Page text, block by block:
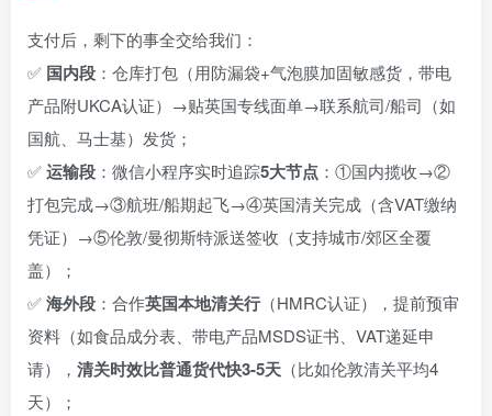
支付后，剩下的事全交给我们：
✅ 国内段 ：仓库打包（用防漏袋+气泡膜加固敏感货，带电
产品附UKCA认证）→贴英国专线面单→联系航司/船司（如
国航、马士基）发货；
✅运输段 ：微信小程序实时追踪5大节点 ：①国内揽收→②
打包完成→③航班/船期起飞→④英国清关完成（含VAT缴纳
凭证）→⑤伦敦/曼彻斯特派送签收（支持城市/郊区全覆
盖）；
✅海外段 ：合作英国本地清关行（HMRC认证），提前预审
资料（如食品成分表、带电产品MSDS证书、VAT递延申
请）， 清关时效比普通货代快3-5天 （比如伦敦清关平均4
天）；